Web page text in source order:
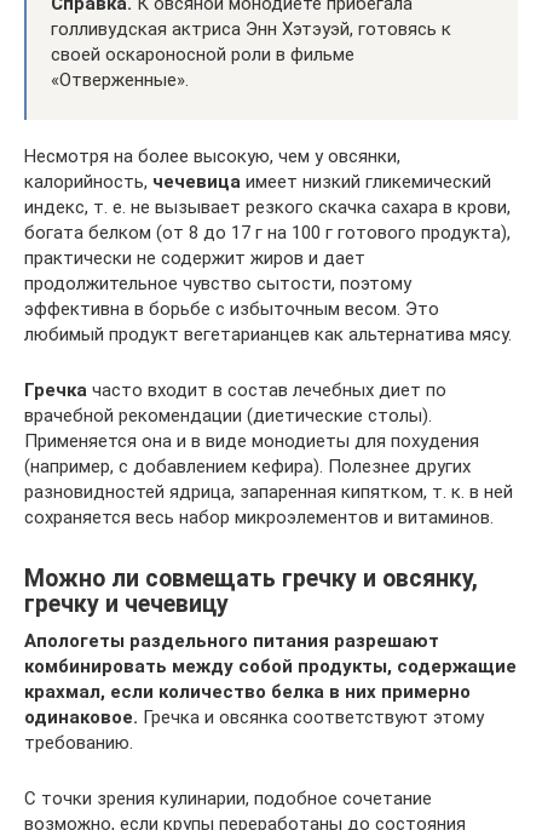
голливудская актриса Энн Хэтэуэй, готовясь к
своей оскароносной роли в фильме
«Отверженные».
Несмотря на более высокую, чем у овсянки,
калорийность, чечевица имеет низкий гликемический
индекс, т. е. не вызывает резкого скачка сахара в крови,
богата белком (от 8 до 17 г на 100 г готового продукта),
практически не содержит жиров и дает
продолжительное чувство сытости, поэтому
эффективна в борьбе с избыточным весом. Это
любимый продукт вегетарианцев как альтернатива мясу.
Гречка часто входит в состав лечебных диет по
врачебной рекомендации (диетические столы).
Применяется она и в виде монодиеты для похудения
(например, с добавлением кефира). Полезнее других
разновидностей ядрица, запаренная кипятком, т. к. в ней
сохраняется весь набор микроэлементов и витаминов.
Можно ли совмещать гречку и овсянку,
гречку и чечевицу
Апологеты раздельного питания разрешают
комбинировать между собой продукты, содержащие
крахмал, если количество белка в них примерно
одинаковое. Гречка и овсянка соответствуют этому
требованию.
С точки зрения кулинарии, подобное сочетание
возможно, если крупы переработаны до состояния